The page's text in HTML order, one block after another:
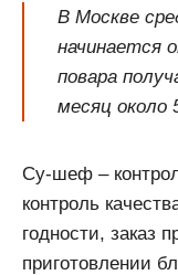
В Москве
начинается
повара
месяц около
Су-шеф –
контроль
годности, заказ
приготовлении